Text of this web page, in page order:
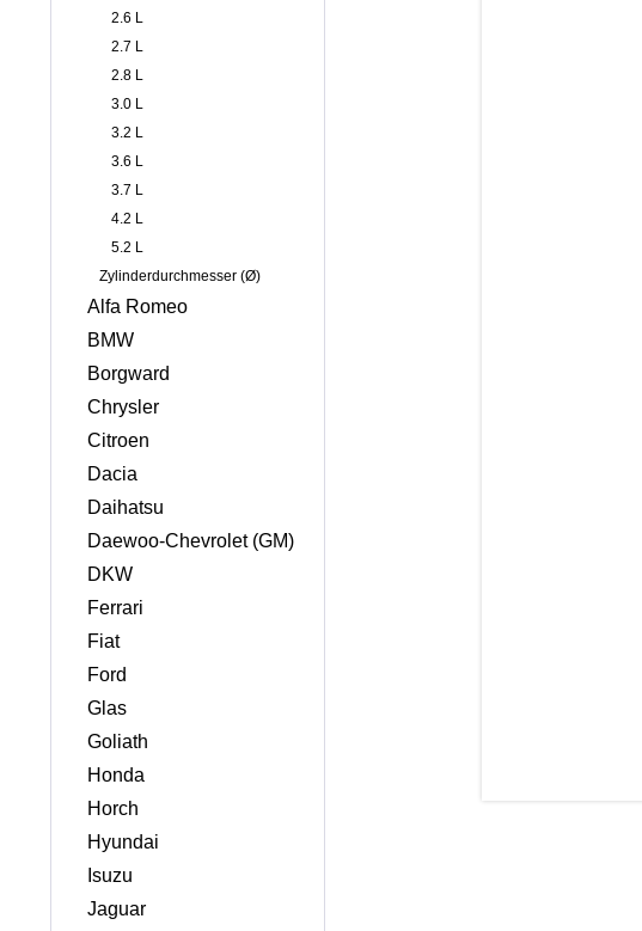
2.6 L
2.7 L
2.8 L
3.0 L
3.2 L
3.6 L
3.7 L
4.2 L
5.2 L
Zylinderdurchmesser (Ø)
Alfa Romeo
BMW
Borgward
Chrysler
Citroen
Dacia
Daihatsu
Daewoo-Chevrolet (GM)
DKW
Ferrari
Fiat
Ford
Glas
Goliath
Honda
Horch
Hyundai
Isuzu
Jaguar